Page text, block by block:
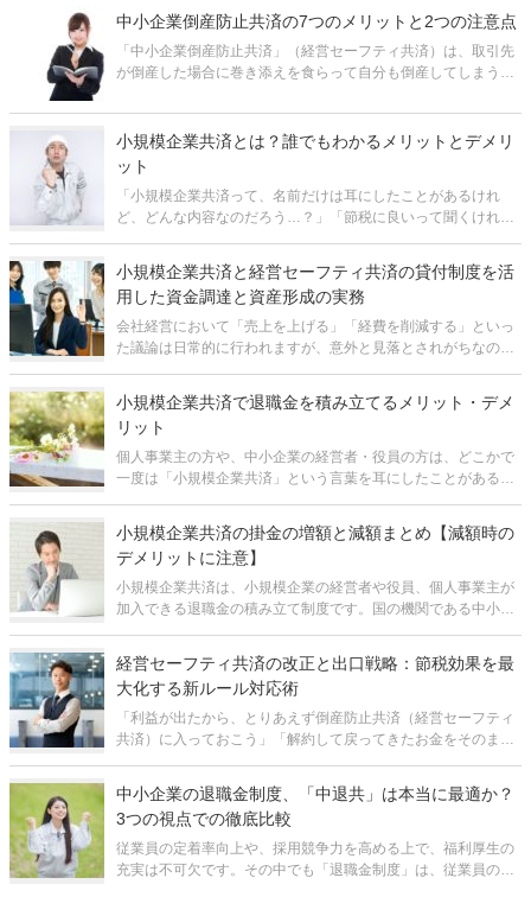
と、ある程度の期間加入していればお金が増えるという積立の
効果です。 ただし
中小企業倒産防止共済の7つのメリットと2つの注意点
「中小企業倒産防止共済」（経営セーフティ共済）は、取引先
が倒産した場合に巻き添えを食らって自分も倒産してしまうこ
りますので、いわゆる「節税」の効果があり、決算対策として
も有効です。その他にも、
小規模企業共済とは？誰でもわかるメリットとデメリ
ット
「小規模企業共済って、名前だけは耳にしたことがあるけれ
ど、どんな内容なのだろう…？」「節税に良いって聞くけれ
れた方は、そんな気持ちでいらっしゃるのではないでしょう
か？ 小規模企業共済は、
小規模企業共済と経営セーフティ共済の貸付制度を活
用した資金調達と資産形成の実務
会社経営において「売上を上げる」「経費を削減する」といっ
た議論は日常的に行われますが、意外と見落とされがちなのが
れば、たとえ帳簿上は黒字であっても倒産に追い込まれるケー
スは珍しくありません。資金調達と
小規模企業共済で退職金を積み立てるメリット・デメ
リット
個人事業主の方や、中小企業の経営者・役員の方は、どこかで
一度は「小規模企業共済」という言葉を耳にしたことがあるか
の公の退職金制度のようなものです。そして、実際に多くの経
営者の方が加入されていま
小規模企業共済の掛金の増額と減額まとめ【減額時の
デメリットに注意】
小規模企業共済は、小規模企業の経営者や役員、個人事業主が
加入できる退職金の積み立て制度です。国の機関である中小機
1,000円～月70,000円（500円単位）で自由に選択でき、あとか
ら自由に増額
経営セーフティ共済の改正と出口戦略：節税効果を最
大化する新ルール対応術
「利益が出たから、とりあえず倒産防止共済（経営セーフティ
共済）に入っておこう」「解約して戻ってきたお金をそのまま
企業経営者にとって、経営セーフティ共済は最も身近で強力な
節税手段の一つです。しか
中小企業の退職金制度、「中退共」は本当に最適か？
3つの視点での徹底比較
従業員の定着率向上や、採用競争力を高める上で、福利厚生の
充実は不可欠です。その中でも「退職金制度」は、従業員の長